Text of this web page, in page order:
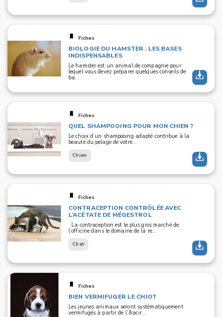
Fiches
BIOLOGIE DU HAMSTER : LES BASES
INDISPENSABLES
Le hamster est un animal de compagnie pour
lequel vous devez préparer quelques conseils de
ba...
Fiches
QUEL SHAMPOOING POUR MON CHIEN ?
Le choix d’un shampooing adapté contribue à la
beauté du pelage de votre...
Chien
Fiches
CONTRACEPTION CONTRÔLÉE AVEC
L’ACÉTATE DE MÉGESTROL
La contraception est le plus gros marché de
l’officine dans le domaine de la re...
Chat
Fiches
BIEN VERMIFUGER LE CHIOT
Les jeunes animaux seront systématiquement
vermifugés à partir de l’&acir...